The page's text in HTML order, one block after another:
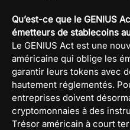
Qu’est-ce que le GENIUS
émetteurs de stablecoins
Le GENIUS Act est une
américaine qui oblige les
garantir leurs tokens avec
hautement réglementés.
entreprises doivent
cryptomonnaies à des
Trésor américain à court